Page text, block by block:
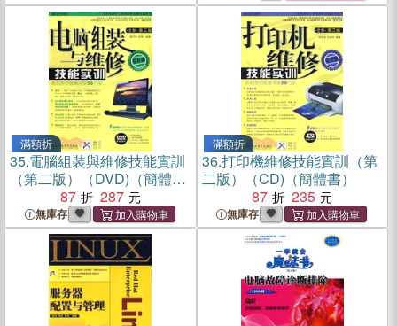
滿額折
35.電腦組裝與維修技能實訓
（第二版）（DVD)（簡體
87 287
無庫存
滿額折
36.打印機維修技能實訓（第
二版）（CD)（簡體書）
87
235
無庫存